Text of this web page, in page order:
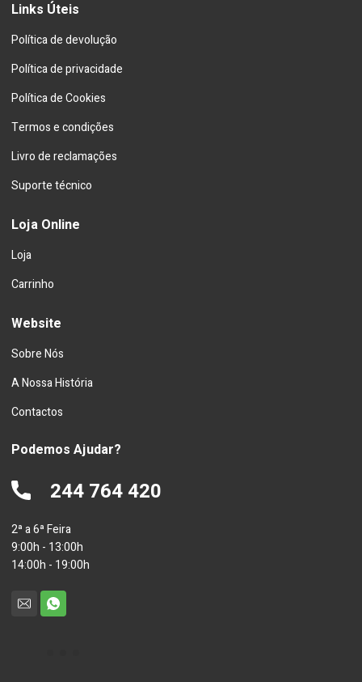
Links Úteis
Política de devolução
Política de privacidade
Política de Cookies
Termos e condições
Livro de reclamações
Suporte técnico
Loja Online
Loja
Carrinho
Website
Sobre Nós
A Nossa História
Contactos
Podemos Ajudar?
244 764 420
2ª a 6ª Feira
9:00h - 13:00h
14:00h - 19:00h